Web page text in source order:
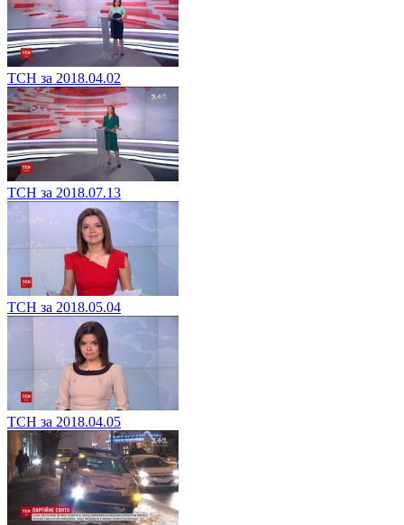
ТСН за 2018.04.02
ТСН за 2018.07.13
ТСН за 2018.05.04
ТСН за 2018.04.05